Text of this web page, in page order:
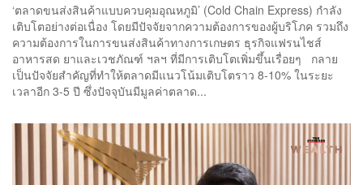
‘ตลาดขนส่งสินค้าแบบควบคุมอุณหภูมิ’ (Cold Chain Express) กำลัง
เติบโตอย่างต่อเนื่อง โดยมีปัจจัยจากความต้องการของผู้บริโภค รวมถึง
ความต้องการในการขนส่งสินค้าทางการเกษตร ธุรกิจแฟรนไชส์
อาหารสด ยาและเวชภัณฑ์ ฯลฯ ที่มีการเติบโตเพิ่มขึ้นเรื่อยๆ กลาย
เป็นปัจจัยสำคัญที่ทำให้ตลาดมีแนวโน้มเติบโตราว 8-10% ในระยะ
เวลาอีก 3-5 ปี ซึ่งปัจจุบันมีมูลค่าตลาด...